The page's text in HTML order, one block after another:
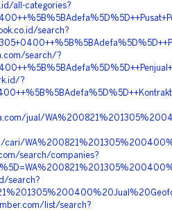
all-categories?
search?
search/?
?
jual/
cari/
search/companies?
search?
list/search?